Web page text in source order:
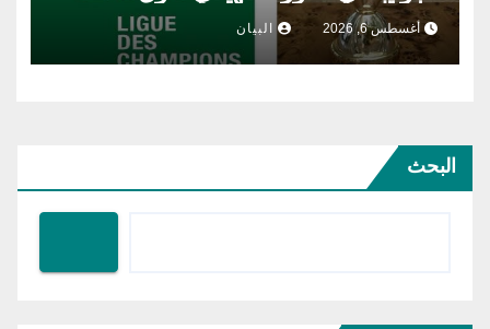
أغسطس 6, 2026 البيان
البحث